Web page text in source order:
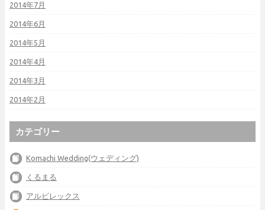
2014年7月
2014年6月
2014年5月
2014年4月
2014年3月
2014年2月
カテゴリー
Komachi Wedding(ウェディング)
くるまる
アルビレックス